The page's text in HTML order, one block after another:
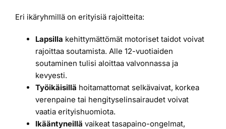
Eri ikäryhmillä on erityisiä rajoitteita:
Lapsilla kehittymättömät motoriset taidot voivat
rajoittaa soutamista. Alle 12-vuotiaiden
soutaminen tulisi aloittaa valvonnassa ja
kevyesti.
Työikäisillä hoitamattomat selkävaivat, korkea
verenpaine tai hengityselinsairaudet voivat
vaatia erityishuomiota.
Ikääntyneillä vaikeat tasapaino-ongelmat,